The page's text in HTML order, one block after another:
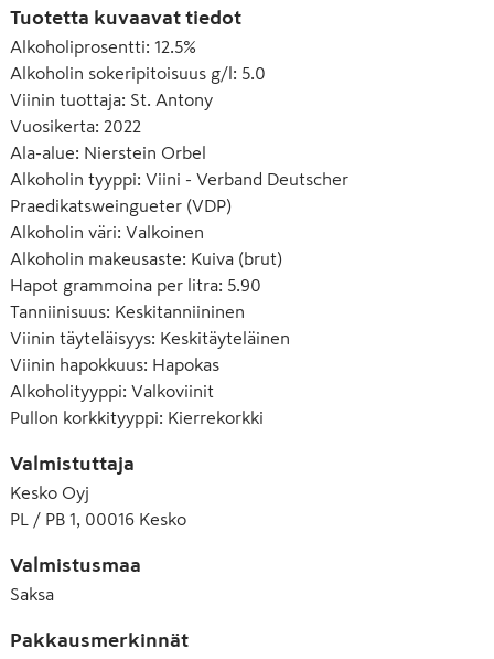
Tuotetta kuvaavat tiedot
Alkoholiprosentti: 12.5%
Alkoholin sokeripitoisuus g/l: 5.0
Viinin tuottaja: St. Antony
Vuosikerta: 2022
Ala-alue: Nierstein Orbel
Alkoholin tyyppi: Viini - Verband Deutscher
Praedikatsweingueter (VDP)
Alkoholin väri: Valkoinen
Alkoholin makeusaste: Kuiva (brut)
Hapot grammoina per litra: 5.90
Tanniinisuus: Keskitanniininen
Viinin täyteläisyys: Keskitäyteläinen
Viinin hapokkuus: Hapokas
Alkoholityyppi: Valkoviinit
Pullon korkkityyppi: Kierrekorkki
Valmistuttaja
Kesko Oyj
PL / PB 1, 00016 Kesko
Valmistusmaa
Saksa
Pakkausmerkinnät